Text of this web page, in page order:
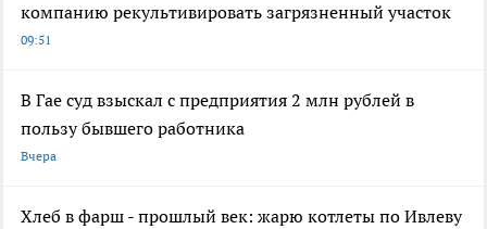
компанию рекультивировать загрязненный участок
09:51
В Гае суд взыскал с предприятия 2 млн рублей в
пользу бывшего работника
Вчера
Хлеб в фарш - прошлый век: жарю котлеты по Ивлеву